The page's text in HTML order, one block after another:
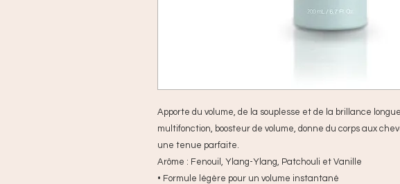
Apporte du volume, de la souplesse et de la brillance
multifonction, boosteur de volume, donne du corps aux
une tenue parfaite.
Arôme : Fenouil, Ylang-Ylang, Patchouli et Vanille
• Formule légère pour un volume instantané